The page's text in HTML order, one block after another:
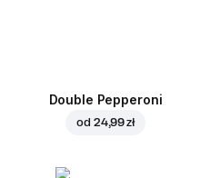
Double Pepperoni
od 24,99 zł